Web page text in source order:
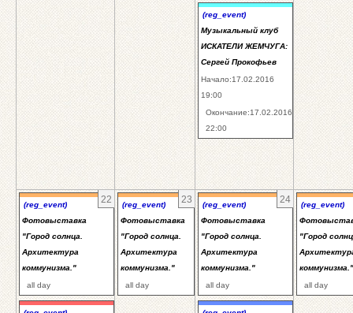
(reg_event)
Музыкальный клуб
ИСКАТЕЛИ ЖЕМЧУГА:
Сергей Прокофьев
Начало:17.02.2016
19:00
Окончание:17.02.2016
22:00
22
(reg_event)
Фотовыставка
"Город солнца.
Архитектура
коммунизма."
all day
23
(reg_event)
Фотовыставка
"Город солнца.
Архитектура
коммунизма."
all day
24
(reg_event)
Фотовыставка
"Город солнца.
Архитектура
коммунизма."
all day
(reg_event)
"Город
коммунизма."
all day